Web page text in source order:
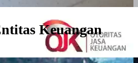
Keuangan